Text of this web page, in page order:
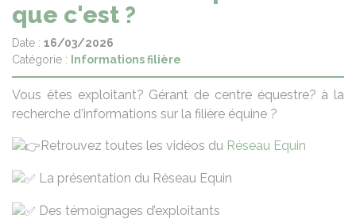
que c'est ?
Date : 16/03/2026
Catégorie :
Informations filière
Vous êtes exploitant? Gérant de centre équestre? à la
recherche d'informations sur la filière équine ?
Retrouvez toutes les vidéos du Réseau Equin
La présentation du Réseau Equin
Des témoignages d’exploitants